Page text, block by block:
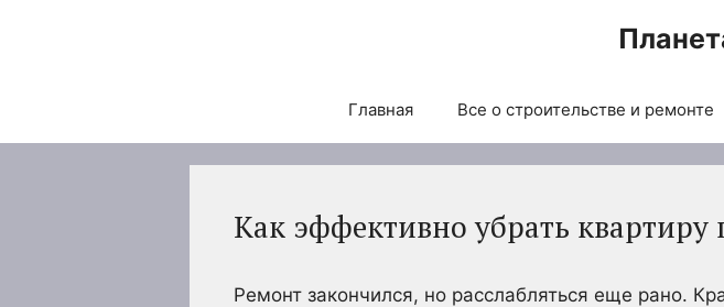
Главная Все о строительстве и ремонте
Как эффективно убрать
Ремонт закончился, но расслабляться еще рано.